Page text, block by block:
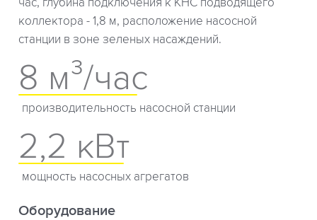
час, глубина подключения к КНС подводящего
коллектора - 1,8 м, расположение насосной
станции в зоне зеленых насаждений.
8 м³/час
производительность насосной станции
2,2 кВт
мощность насосных агрегатов
Оборудование